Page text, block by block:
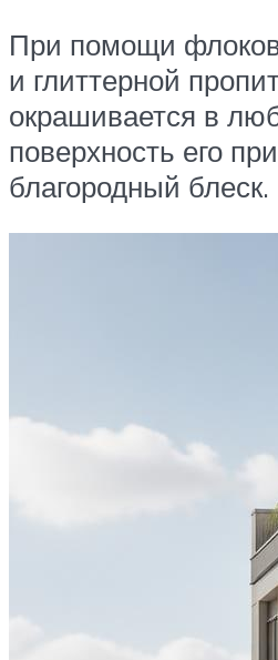
При помощи
и глиттерной
окрашивается в
поверхность его
благородный блеск.